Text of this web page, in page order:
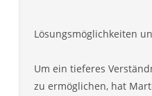
Lösungsmöglichkeiten
Um ein tieferes
zu ermöglichen, hat